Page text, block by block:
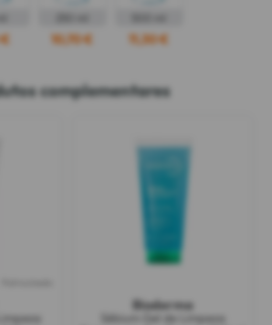
10,70 € 11,30 €
complementares
Bioderma
Sébium Gel de Limpeza